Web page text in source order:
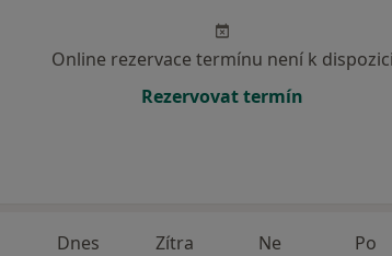
Online rezervace termínu není k dispozici
Rezervovat termín
Dnes Zítra Ne Po